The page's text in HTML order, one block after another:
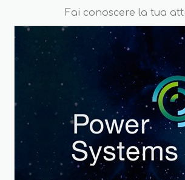
Fai conoscere la tua